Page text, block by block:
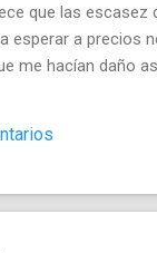
que las escasez
esperar a precios
me hacían daño
sin
a